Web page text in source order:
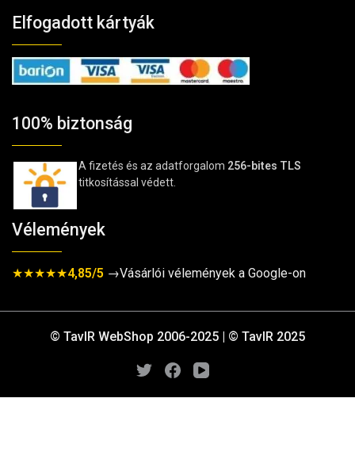
Elfogadott kártyák
100% biztonság
A fizetés és az adatforgalom 256-bites TLS
titkosítással védett.
Vélemények
★★★★★4,85/5 →Vásárlói vélemények a Google-on
© TavIR WebShop 2006-2025 | © TavIR 2025